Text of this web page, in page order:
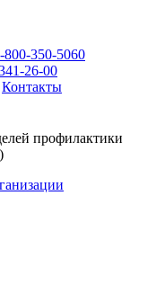
800-350-5060
26-00
Контакты
профилактики